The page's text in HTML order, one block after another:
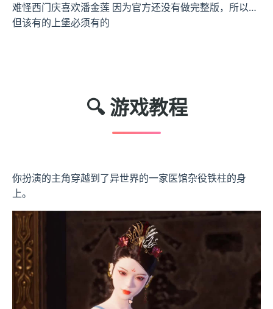
难怪西门庆喜欢潘金莲 因为官方还没有做完整版，所以…
但该有的上堡必须有的
🔍 游戏教程
你扮演的主角穿越到了异世界的一家医馆杂役铁柱的身
上。